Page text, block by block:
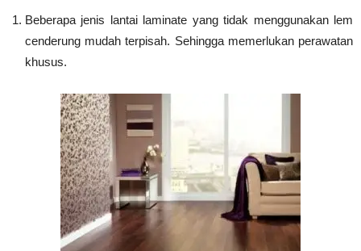
Beberapa jenis lantai laminate yang tidak menggunakan lem
cenderung mudah terpisah. Sehingga memerlukan perawatan
khusus.